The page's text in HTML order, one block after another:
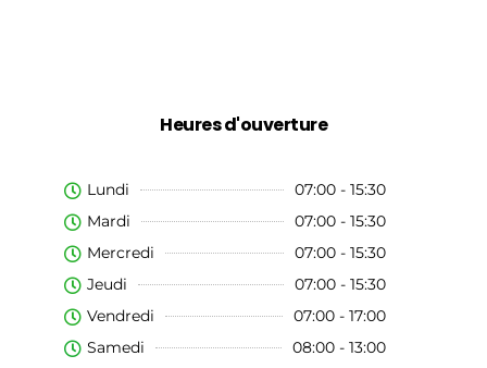
Heures d'ouverture
Lundi
07:00 - 15:30
Mardi
07:00 - 15:30
Mercredi
07:00 - 15:30
Jeudi
07:00 - 15:30
Vendredi
07:00 - 17:00
Samedi
08:00 - 13:00